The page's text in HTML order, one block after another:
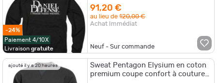
-24%
Paiement 4/10X
Livraison gratuite
91,20 €
au lieu de120,00 €
Achat Immédiat
Neuf - Sur commande
ajouté il y a 20 heures
Sweat Pentagon Elysium en coton
premium coupe confort à coutures